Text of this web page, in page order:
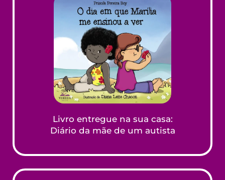
Livro entregue na sua casa:
Diário da mãe de um autista